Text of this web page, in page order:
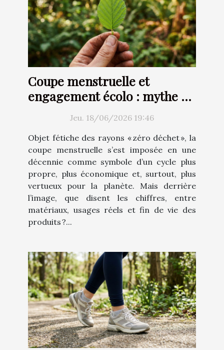
Coupe menstruelle et
engagement écolo : mythe ou
réalité ?Jeu. 18/06/2026 19:46
Objet fétiche des rayons « zéro déchet », la
coupe menstruelle s’est imposée en une
décennie comme symbole d’un cycle plus
propre, plus économique et, surtout, plus
vertueux pour la planète. Mais derrière
l’image, que disent les chiffres, entre
matériaux, usages réels et fin de vie des
produits ?...